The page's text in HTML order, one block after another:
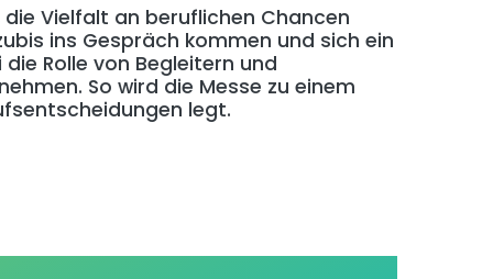
Vielfalt an beruflichen Chancen
ins Gespräch kommen und sich ein
Rolle von Begleitern und
So wird die Messe zu einem
legt.